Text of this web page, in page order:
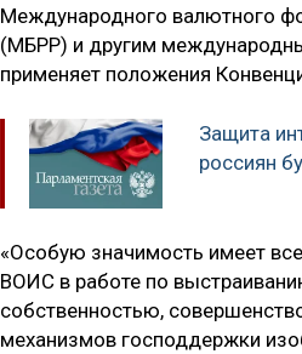
Международного валютного
(МБРР) и другим
применяет положения
Защита
россиян
«Особую значимость имеет
ВОИС в работе по
собственностью,
механизмов господдержки